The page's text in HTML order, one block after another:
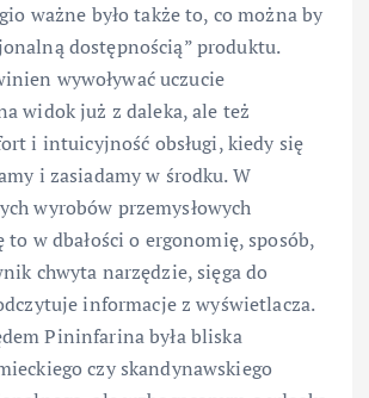
ważne było także to, co można by
dostępnością” produktu.
wywoływać uczucie
widok już z daleka, ale też
i intuicyjność obsługi, kiedy się
i zasiadamy w środku. W
wyrobów przemysłowych
to w dbałości o ergonomię, sposób,
chwyta narzędzie, sięga do
informacje z wyświetlacza.
Pininfarina była bliska
czy skandynawskiego